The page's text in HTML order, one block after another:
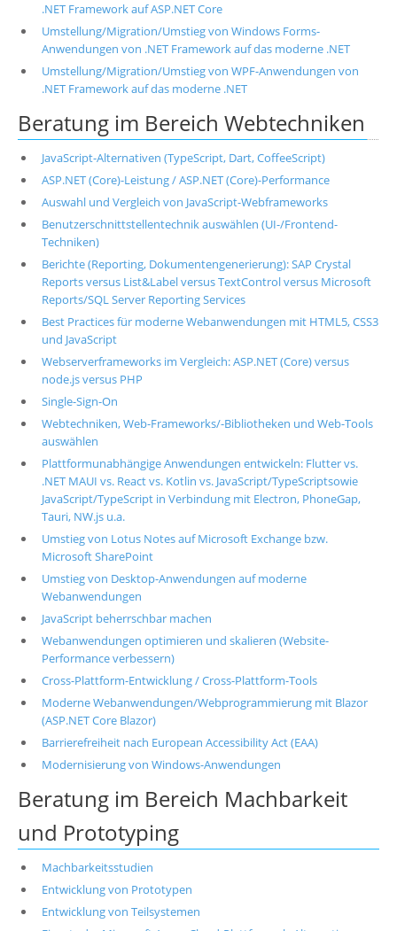
.NET Framework auf ASP.NET Core
Umstellung/Migration/Umstieg von Windows Forms-
Anwendungen von .NET Framework auf das moderne .NET
Umstellung/Migration/Umstieg von WPF-Anwendungen von
.NET Framework auf das moderne .NET
Beratung im Bereich Webtechniken
JavaScript-Alternativen (TypeScript, Dart, CoffeeScript)
ASP.NET (Core)-Leistung / ASP.NET (Core)-Performance
Auswahl und Vergleich von JavaScript-Webframeworks
Benutzerschnittstellentechnik auswählen (UI-/Frontend-
Techniken)
Berichte (Reporting, Dokumentengenerierung): SAP Crystal
Reports versus List&Label versus TextControl versus Microsoft
Reports/SQL Server Reporting Services
Best Practices für moderne Webanwendungen mit HTML5, CSS3
und JavaScript
Webserverframeworks im Vergleich: ASP.NET (Core) versus
node.js versus PHP
Single-Sign-On
Webtechniken, Web-Frameworks/-Bibliotheken und Web-Tools
auswählen
Plattformunabhängige Anwendungen entwickeln: Flutter vs.
.NET MAUI vs. React vs. Kotlin vs. JavaScript/TypeScriptsowie
JavaScript/TypeScript in Verbindung mit Electron, PhoneGap,
Tauri, NW.js u.a.
Umstieg von Lotus Notes auf Microsoft Exchange bzw.
Microsoft SharePoint
Umstieg von Desktop-Anwendungen auf moderne
Webanwendungen
JavaScript beherrschbar machen
Webanwendungen optimieren und skalieren (Website-
Performance verbessern)
Cross-Plattform-Entwicklung / Cross-Plattform-Tools
Moderne Webanwendungen/Webprogrammierung mit Blazor
(ASP.NET Core Blazor)
Barrierefreiheit nach European Accessibility Act (EAA)
Modernisierung von Windows-Anwendungen
Beratung im Bereich Machbarkeit
und Prototyping
Machbarkeitsstudien
Entwicklung von Prototypen
Entwicklung von Teilsystemen